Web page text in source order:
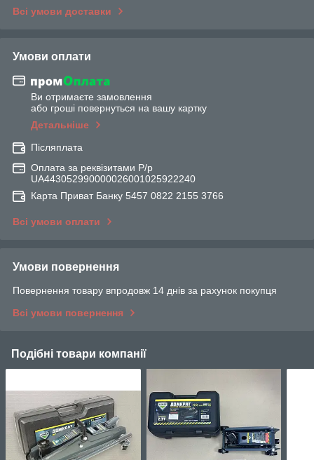
Всі умови доставки
Умови оплати
Ви отримаєте замовлення
або гроші повернуться на вашу картку
Детальніше
Післяплата
Оплата за реквізитами Р/р
UA443052990000026001025922240
Карта Приват Банку 5457 0822 2155 3766
Всі умови оплати
Умови повернення
Повернення товару впродовж 14 днів за рахунок покупця
Всі умови повернення
Подібні товари компанії